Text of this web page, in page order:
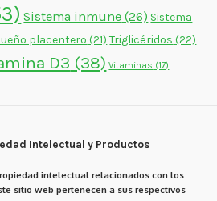
Sistema inmune (26) Sistema
placentero (21) Triglicéridos (22)
D3 (38) Vitaminas (17)
Intelectual y Productos
intelectual relacionados con los
sitio web pertenecen a sus respectivos